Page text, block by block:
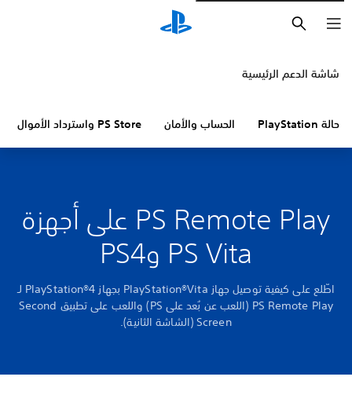
شاشة الدعم الرئيسية
حالة PlayStation الحساب والأمان PS Store واسترداد الأموال
PS Remote Play على أجهزة
PS Vita وPS4
اطّلع على كيفية توصيل جهاز PlayStation®Vita بجهاز PlayStation®4 لـ
PS Remote Play (اللعب عن بُعد على PS) واللعب على تطبيق Second
Screen (الشاشة الثانية).